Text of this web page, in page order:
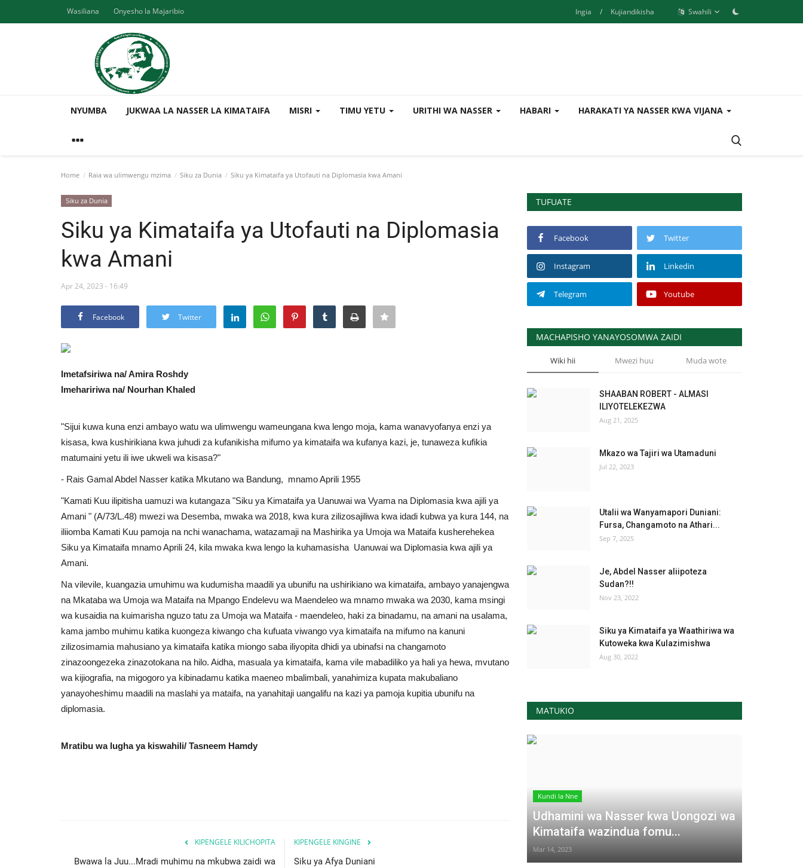
Wasiliana Onyesho la Majaribio Ingia / Kujiandikisha Swahili
NYUMBA JUKWAA LA NASSER LA KIMATAIFA MISRI TIMU YETU URITHI WA NASSER HABARI HARAKATI YA NASSER KWA VIJANA
Home Raia wa ulimwengu mzima Siku za Dunia Siku ya Kimataifa ya Utofauti na Diplomasia kwa Amani
Siku za Dunia
Siku ya Kimataifa ya Utofauti na Diplomasia
kwa Amani
Apr 24, 2023 - 16:49
Facebook Twitter
Imetafsiriwa na/ Amira Roshdy
Imehaririwa na/ Nourhan Khaled
"Sijui kuwa kuna enzi ambayo watu wa ulimwengu wameungana kwa lengo moja, kama wanavyofanya enzi ya
kisasa, kwa kushirikiana kwa juhudi za kufanikisha mifumo ya kimataifa wa kufanya kazi, je, tunaweza kufikia
matumaini yetu ili iwe ukweli wa kisasa?"
- Rais Gamal Abdel Nasser katika Mkutano wa Bandung, mnamo Aprili 1955
"Kamati Kuu ilipitisha uamuzi wa kutangaza "Siku ya Kimataifa ya Uanuwai wa Vyama na Diplomasia kwa ajili ya
Amani " (A/73/L.48) mwezi wa Desemba, mwaka wa 2018, kwa kura zilizosajiliwa kwa idadi kubwa ya kura 144, na
iliiomba Kamati Kuu pamoja na nchi wanachama, watazamaji na Mashirika ya Umoja wa Mataifa kusherehekea
Siku ya Kimataifa mnamo Aprili 24, kila mwaka kwa lengo la kuhamasisha Uanuwai wa Diplomasia kwa ajili ya
Amani.
Na vilevile, kuangazia umuhimu wa kudumisha maadili ya ubunifu na ushirikiano wa kimataifa, ambayo yanajengwa
na Mkataba wa Umoja wa Mataifa na Mpango Endelevu wa Maendeleo wa mnamo mwaka wa 2030, kama msingi
wa kusaidia na kuimarisha nguzo tatu za Umoja wa Mataifa - maendeleo, haki za binadamu, na amani na usalama,
kama jambo muhimu katika kuongeza kiwango cha kufuata viwango vya kimataifa na mifumo na kanuni
zilizosimamia mahusiano ya kimataifa katika miongo saba iliyopita dhidi ya ubinafsi na changamoto
zinazoongezeka zinazotokana na hilo. Aidha, masuala ya kimataifa, kama vile mabadiliko ya hali ya hewa, mvutano
wa kijiografia, na migogoro ya kibinadamu katika maeneo mbalimbali, yanahimiza kupata makubaliano
yanayoheshimu maadili na maslahi ya mataifa, na yanahitaji uangalifu na kazi ya pamoja kupitia ubunifu na
diplomasia.
Mratibu wa lugha ya kiswahili/ Tasneem Hamdy
KIPENGELE KILICHOPITA
Bwawa la Juu...Mradi muhimu na mkubwa zaidi wa
KIPENGELE KINGINE
Siku ya Afya Duniani
TUFUATE
Facebook Twitter
Instagram Linkedin
Telegram Youtube
MACHAPISHO YANAYOSOMWA ZAIDI
Wiki hii Mwezi huu Muda wote
SHAABAN ROBERT - ALMASI
ILIYOTELEKEZWA
Aug 21, 2025
Mkazo wa Tajiri wa Utamaduni
Jul 22, 2023
Utalii wa Wanyamapori Duniani:
Fursa, Changamoto na Athari...
Sep 7, 2025
Je, Abdel Nasser aliipoteza
Sudan?!!
Nov 23, 2022
Siku ya Kimataifa ya Waathiriwa wa
Kutoweka kwa Kulazimishwa
Aug 30, 2022
MATUKIO
Kundi la Nne
Udhamini wa Nasser kwa Uongozi wa
Kimataifa wazindua fomu...
Mar 14, 2023